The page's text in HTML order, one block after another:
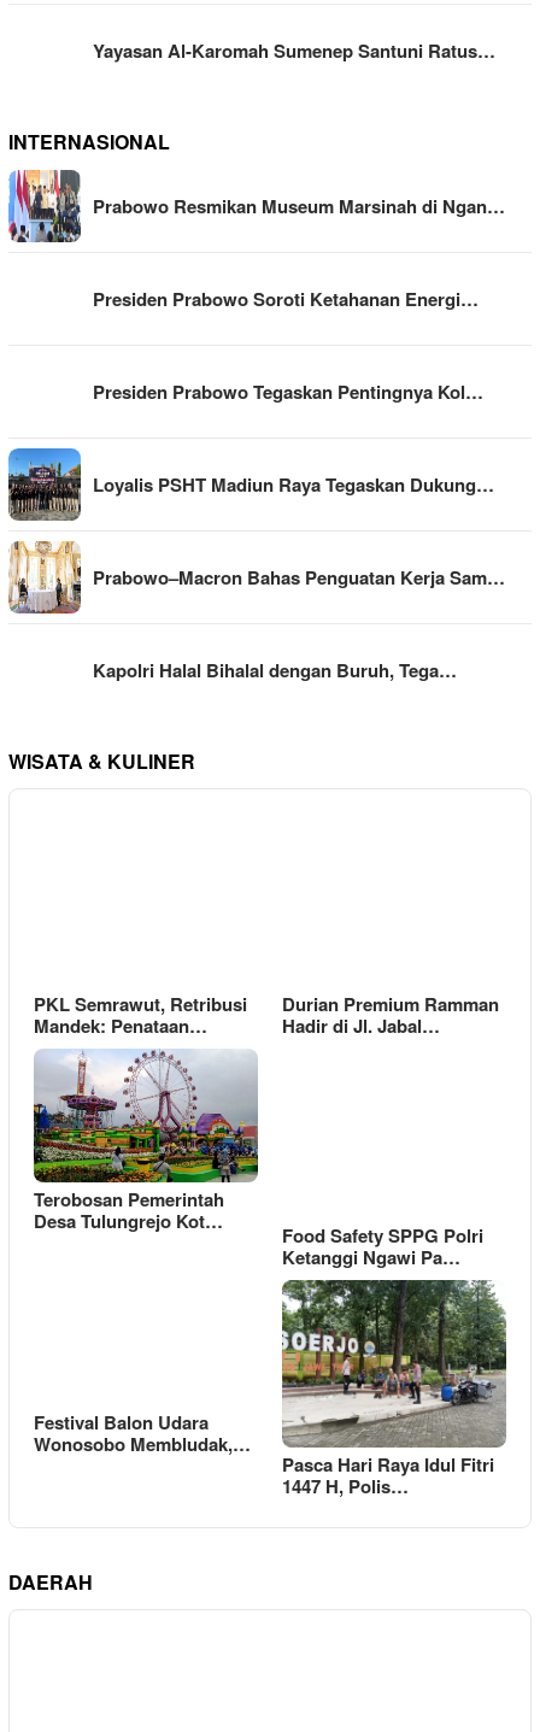
Yayasan Al-Karomah Sumenep Santuni Ratus…
INTERNASIONAL
Prabowo Resmikan Museum Marsinah di Ngan…
Presiden Prabowo Soroti Ketahanan Energi…
Presiden Prabowo Tegaskan Pentingnya Kol…
Loyalis PSHT Madiun Raya Tegaskan Dukung…
Prabowo–Macron Bahas Penguatan Kerja Sam…
Kapolri Halal Bihalal dengan Buruh, Tega…
WISATA & KULINER
PKL Semrawut, Retribusi
Mandek: Penataan…
Durian Premium Ramman
Hadir di Jl. Jabal…
Terobosan Pemerintah
Desa Tulungrejo Kot…
Food Safety SPPG Polri
Ketanggi Ngawi Pa…
Festival Balon Udara
Wonosobo Membludak,…
Pasca Hari Raya Idul Fitri
1447 H, Polis…
DAERAH